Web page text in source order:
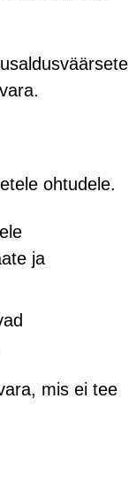
ohtudele.
ja
mis ei tee